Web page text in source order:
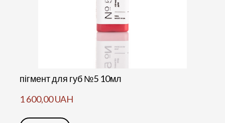
пігмент для губ №5 10мл
1 600,00 UAH